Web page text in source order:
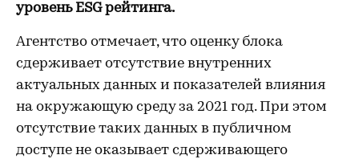
уровень ESG рейтинга.
Агентство отмечает, что оценку блока
сдерживает отсутствие внутренних
актуальных данных и показателей влияния
на окружающую среду за 2021 год. При этом
отсутствие таких данных в публичном
доступе не оказывает сдерживающего